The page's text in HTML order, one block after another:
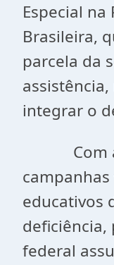
Especial na
Brasileira,
parcela da
integrar o
Com a
educativos
federal